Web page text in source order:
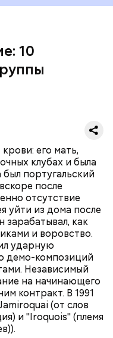
10
его мать,
клубах и была
португальский
после
отсутствие
уйти из дома после
зарабатывал, как
и воровство.
ударную
демо-композиций
Независимый
на начинающего
контракт. В 1991
(от слов
и "Iroquois" (племя
The Space
успех, однако
"Travelling
"Virtual Insanity"
настоящий
песню получил
в 1998 году была
"Лучшее
или группой".
стали песни
сингл
первое место в
(1999) был
стилях фанк
но разошёлся по
миллионов копий.
фестивале
двухлетний
альбом"A Funk
диск
попала в
"Дьявол носит
день
Dust Light Star"
году.